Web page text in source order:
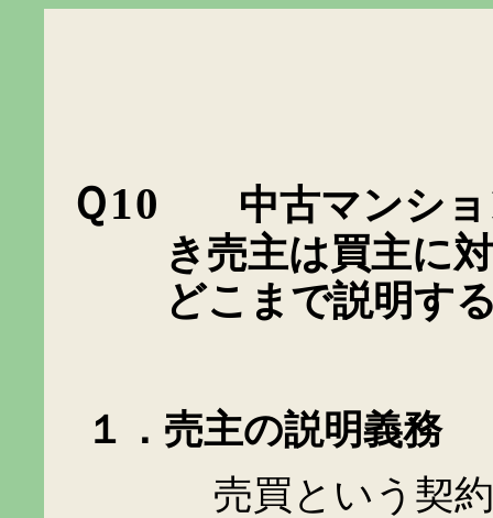
Ｑ10
中古マンシ
き売主は買主に
どこまで説明す
１．売主の説明義務
売買という契約は